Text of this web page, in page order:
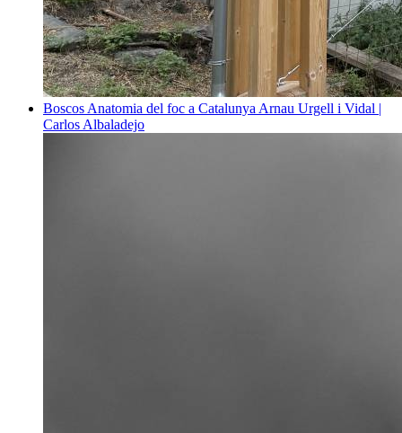
Boscos Anatomia del foc a Catalunya Arnau Urgell i Vidal |
Carlos Albaladejo